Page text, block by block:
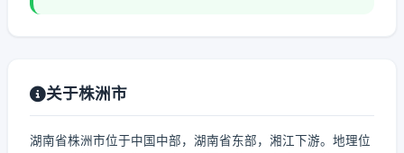
关于株洲市
湖南省株洲市位于中国中部，湖南省东部，湘江下游。地理位